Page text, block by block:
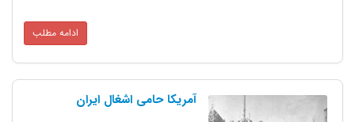
ادامه مطلب
آمریکا حامی اشغال ایران